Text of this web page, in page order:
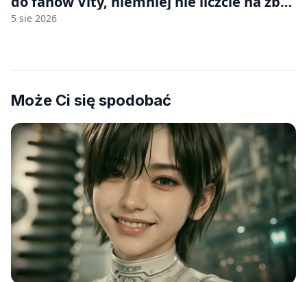
wiele [FELIETON]
5 sie 2026
Może Ci się spodobać